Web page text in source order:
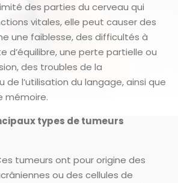
des parties du cerveau qui
vitales, elle peut causer des
une faiblesse, des difficultés à
d’équilibre, une perte partielle ou
des troubles de la
de l’utilisation du langage, ainsi que
mémoire.
types de tumeurs
tumeurs ont pour origine des
ou des cellules de